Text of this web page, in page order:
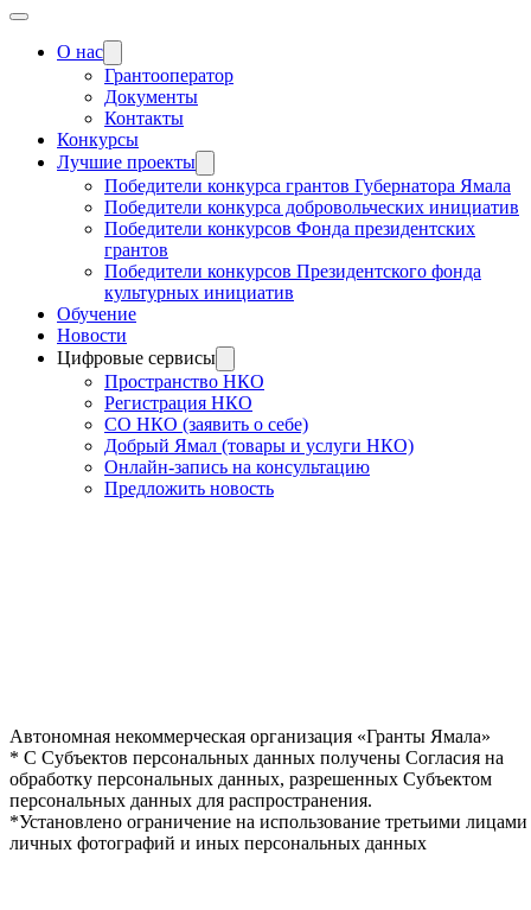
О нас
Грантооператор
Документы
Контакты
Конкурсы
Лучшие проекты
Победители конкурса грантов Губернатора Ямала
Победители конкурса добровольческих инициатив
Победители конкурсов Фонда президентских
грантов
Победители конкурсов Президентского фонда
культурных инициатив
Обучение
Новости
Цифровые сервисы
Пространство НКО
Регистрация НКО
СО НКО (заявить о себе)
Добрый Ямал (товары и услуги НКО)
Онлайн-запись на консультацию
Предложить новость
Автономная некоммерческая организация «Гранты Ямала»
* С Субъектов персональных данных получены Согласия на
обработку персональных данных, разрешенных Субъектом
персональных данных для распространения.
*Установлено ограничение на использование третьими лицами
личных фотографий и иных персональных данных